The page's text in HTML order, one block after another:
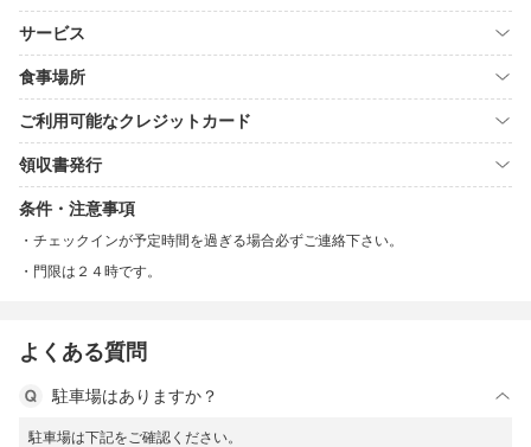
サービス
食事場所
ご利用可能なクレジットカード
領収書発行
条件・注意事項
チェックインが予定時間を過ぎる場合必ずご連絡下さい。
門限は２４時です。
よくある質問
駐車場はありますか？
駐車場は下記をご確認ください。